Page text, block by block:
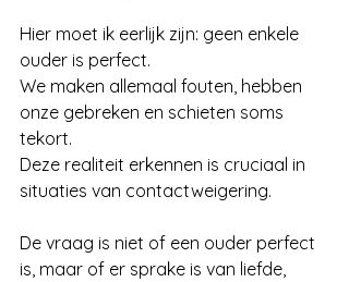
Hier moet ik eerlijk zijn: geen enkele
ouder is perfect.
We maken allemaal fouten, hebben
onze gebreken en schieten soms
tekort.
Deze realiteit erkennen is cruciaal in
situaties van contactweigering.
De vraag is niet of een ouder perfect
is, maar of er sprake is van liefde,